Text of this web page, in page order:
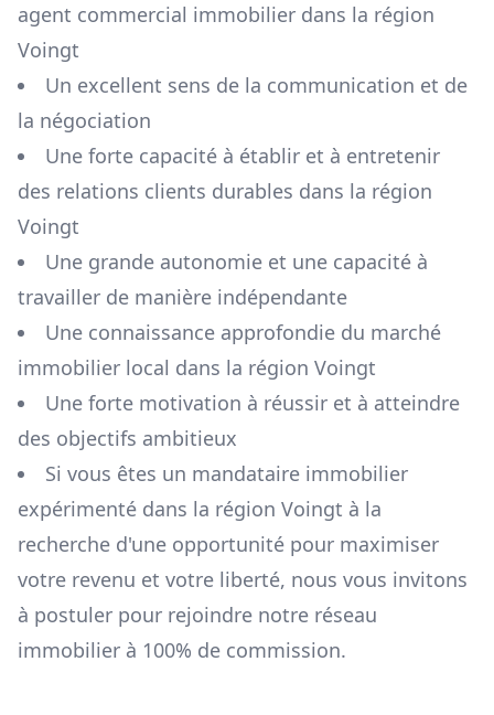
agent commercial immobilier dans la région
Voingt
Un excellent sens de la communication et de
la négociation
Une forte capacité à établir et à entretenir
des relations clients durables dans la région
Voingt
Une grande autonomie et une capacité à
travailler de manière indépendante
Une connaissance approfondie du marché
immobilier local dans la région Voingt
Une forte motivation à réussir et à atteindre
des objectifs ambitieux
Si vous êtes un mandataire immobilier
expérimenté dans la région Voingt à la
recherche d'une opportunité pour maximiser
votre revenu et votre liberté, nous vous invitons
à postuler pour rejoindre notre réseau
immobilier à 100% de commission.